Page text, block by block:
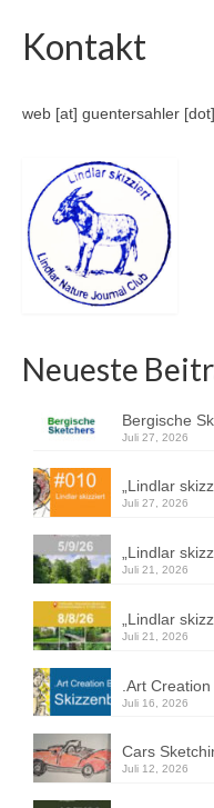
Kontakt
web [at] guentersahler
Neueste
Bergische
Juli 27, 2026
„Lindlar
Juli 27, 2026
„Lindlar
Juli 21, 2026
„Lindlar
Juli 21, 2026
.Art
Juli 16, 2026
Cars
Juli 12, 2026